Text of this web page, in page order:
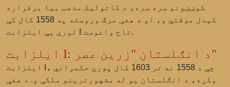
کوښښونو سره سره، د کاتولیک مذهب بیا برقراره
کیدل موقتي و، او د هغې مرګ وروسته په 1558 کال کې
لورې یې ایلزابت I تاج واغوست.
ایلزابت I: د انګلستان "زرین عصر"
ایلزابت I، چې د 1558 نه تر 1603 کال پورې حکمراني
وکړه، د انګلستان یو له مشهورترینو ملکې و. د هغې